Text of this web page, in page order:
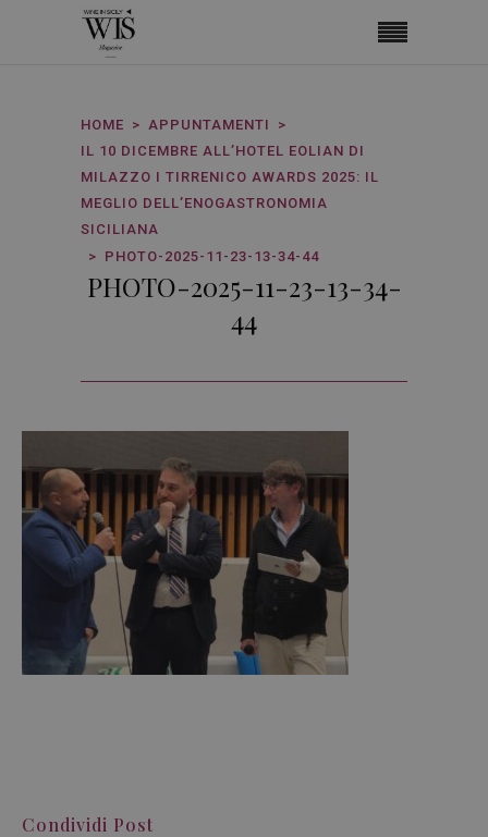
HOME
APPUNTAMENTI
IL 10 DICEMBRE ALL’HOTEL EOLIAN DI
MILAZZO I TIRRENICO AWARDS 2025: IL
MEGLIO DELL’ENOGASTRONOMIA
SICILIANA
PHOTO-2025-11-23-13-34-44
PHOTO-2025-11-23-13-34-
44
Condividi Post